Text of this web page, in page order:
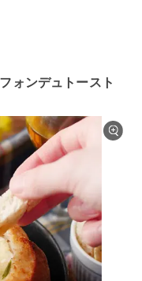
ォンデュトースト